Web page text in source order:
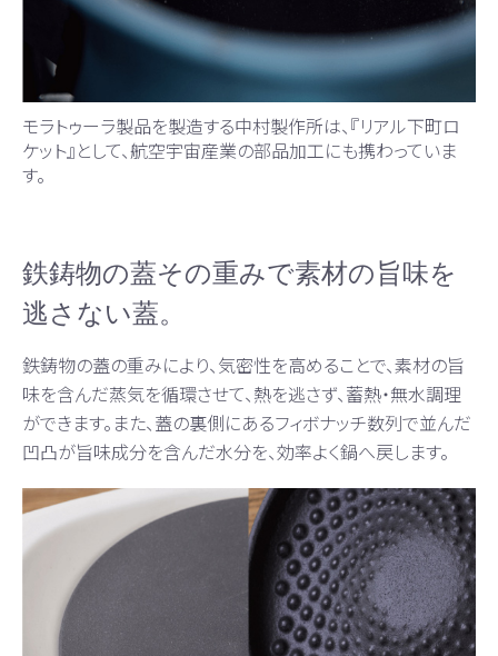
モラトゥーラ製品を製造する中村製作所は、『リアル下町ロ
ケット』として、航空宇宙産業の部品加工にも携わっていま
す。
鉄鋳物の蓋その重みで素材の旨味を
逃さない蓋。
鉄鋳物の蓋の重みにより、気密性を高めることで、素材の旨
味を含んだ蒸気を循環させて、熱を逃さず、蓄熱・無水調理
ができます。また、蓋の裏側にあるフィボナッチ数列で並んだ
凹凸が旨味成分を含んだ水分を、効率よく鍋へ戻します。